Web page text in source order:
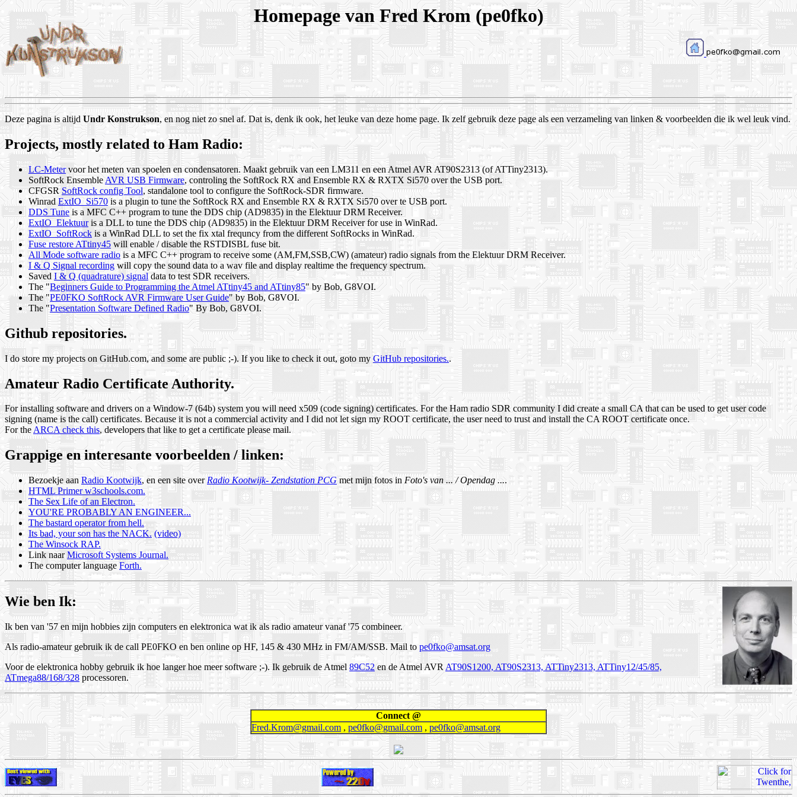
Homepage van Fred Krom (pe0fko)
Deze pagina is altijd Undr Konstrukson, en nog niet zo snel af. Dat is, denk ik ook, het leuke van deze home page. Ik zelf gebruik deze page als een verzameling van linken & voorbeelden die ik wel leuk vind.
Projects, mostly related to Ham Radio:
LC-Metervoor het meten van spoelen en condensatoren. Maakt gebruik van een LM311 en een Atmel AVR AT90S2313 (of ATTiny2313).
SoftRock Ensemble AVR USB Firmware, controling the SoftRock RX and Ensemble RX & RXTX Si570 over the USB port.
CFGSR SoftRock config Tool, standalone tool to configure the SoftRock-SDR firmware.
Winrad ExtIO_Si570 is a plugin to tune the SoftRock RX and Ensemble RX & RXTX Si570 over te USB port.
DDS Tune is a MFC C++ program to tune the DDS chip (AD9835) in the Elektuur DRM Receiver.
ExtIO_Elektuuris a DLL to tune the DDS chip (AD9835) in the Elektuur DRM Receiver for use in WinRad.
ExtIO_SoftRock is a WinRad DLL to set the fix xtal frequncy from the different SoftRocks in WinRad.
Fuse restore ATtiny45 will enable / disable the RSTDISBL fuse bit.
All Mode software radio is a MFC C++ program to receive some (AM,FM,SSB,CW) (amateur) radio signals from the Elektuur DRM Receiver.
I & Q Signal recording will copy the sound data to a wav file and display realtime the frequency spectrum.
Saved I & Q (quadrature) signal data to test SDR receivers.
The "Beginners Guide to Programming the Atmel ATtiny45 and ATtiny85" by Bob, G8VOI.
The "PE0FKO SoftRock AVR Firmware User Guide" by Bob, G8VOI.
The "Presentation Software Defined Radio" By Bob, G8VOI.
Github repositories.
I do store my projects on GitHub.com, and some are public ;-). If you like to check it out, goto my GitHub repositories..
Amateur Radio Certificate Authority.
For installing software and drivers on a Window-7 (64b) system you will need x509 (code signing) certificates. For the Ham radio SDR community I did create a small CA that can be used to get user code
signing (name is the call) certificates. Because it is not a commercial activity and I did not let sign my ROOT certificate, the user need to trust and install the CA ROOT certificate once.
For theARCA check this, developers that like to get a certificate please mail.
Grappige en interesante voorbeelden / linken:
Bezoekje aan Radio Kootwijk, en een site over Radio Kootwijk- Zendstation PCG met mijn fotos in Foto's van ... / Opendag ....
HTML Primer w3schools.com.
The Sex Life of an Electron.
YOU'RE PROBABLY AN ENGINEER...
The bastard operator from hell.
Its bad, your son has the NACK. (video)
The Winsock RAP.
Link naarMicrosoft Systems Journal.
The computer language Forth.
Wie ben Ik:
Ik ben van '57 en mijn hobbies zijn computers en elektronica wat ik als radio amateur vanaf '75 combineer.
Als radio-amateur gebruik ik de call PE0FKO en ben online op HF, 145 & 430 MHz in FM/AM/SSB. Mail to pe0fko@amsat.org
Voor de elektronica hobby gebruik ik hoe langer hoe meer software ;-). Ik gebruik de Atmel 89C52 en de Atmel AVR AT90S1200, AT90S2313, ATTiny2313, ATTiny12/45/85,
ATmega88/168/328 processoren.
Connect @
Fred.Krom@gmail.com , pe0fko@gmail.com , pe0fko@amsat.org